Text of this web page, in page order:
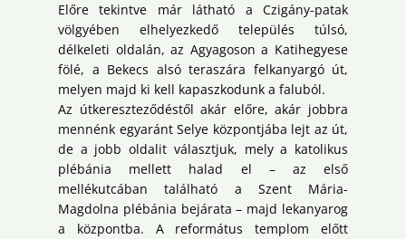
Előre tekintve már látható a Czigány-patak
völgyében elhelyezkedő település túlsó,
délkeleti oldalán, az Agyagoson a Katihegyese
fölé, a Bekecs alsó teraszára felkanyargó út,
melyen majd ki kell kapaszkodunk a faluból.
Az útkereszteződéstől akár előre, akár jobbra
mennénk egyaránt Selye központjába lejt az út,
de a jobb oldalit választjuk, mely a katolikus
plébánia mellett halad el – az első
mellékutcában található a Szent Mária-
Magdolna plébánia bejárata – majd lekanyarog
a központba. A református templom előtt